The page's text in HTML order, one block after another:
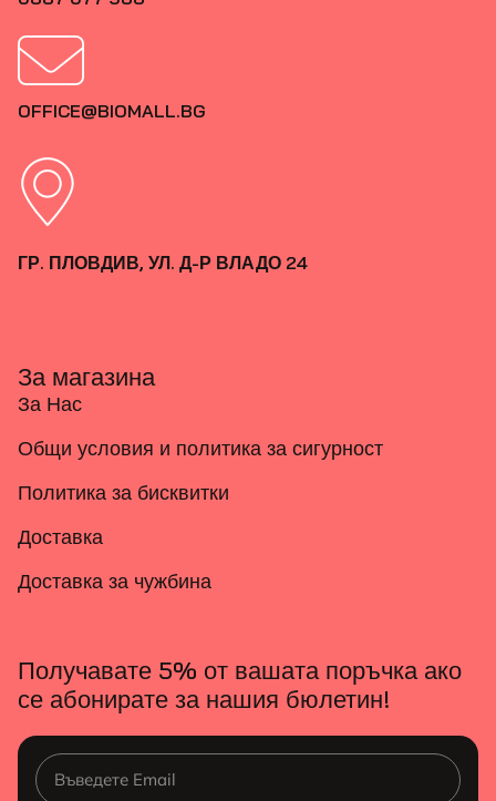
OFFICE@BIOMALL.BG
ГР. ПЛОВДИВ, УЛ. Д-Р ВЛАДО 24
За магазина
За Нас
Общи условия и политика за сигурност
Политика за бисквитки
Доставка
Доставка за чужбина
Получавате 5% от вашата поръчка ако
се абонирате за нашия бюлетин!